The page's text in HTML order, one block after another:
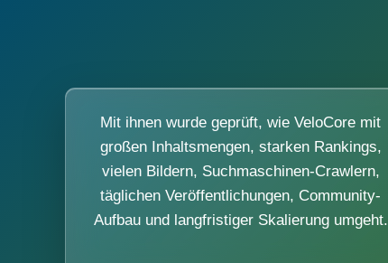
Mit ihnen wurde geprüft, wie VeloCore mit
großen Inhaltsmengen, starken Rankings,
vielen Bildern, Suchmaschinen-Crawlern,
täglichen Veröffentlichungen, Community-
Aufbau und langfristiger Skalierung umgeht.